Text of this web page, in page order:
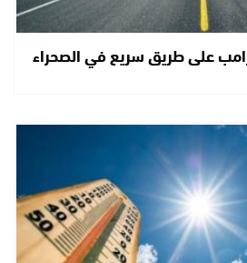
على طريق سريع في الصحراء